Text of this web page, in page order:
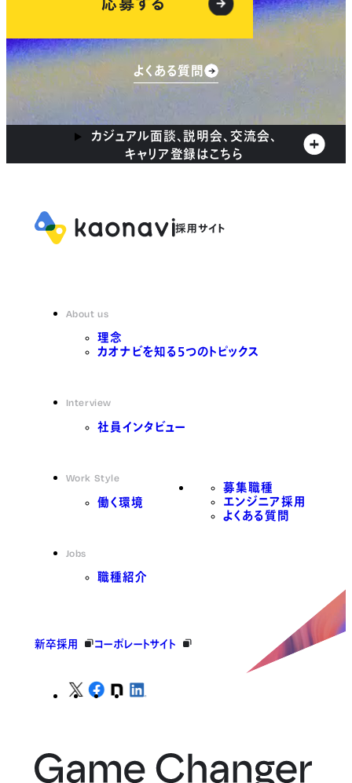
応募する
よくある質問
カジュアル面談、説明会、交流会、
キャリア登録はこちら
About us
理念
カオナビを知る5つのトピックス
Interview
社員インタビュー
Work Style
働く環境
Jobs
職種紹介
募集職種
エンジニア採用
よくある質問
新卒採用 コーポレートサイト